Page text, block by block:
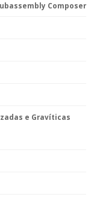
Composer
e Gravíticas